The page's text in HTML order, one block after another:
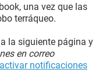
una vez que las
terráqueo.
la siguiente página y
en correo
notificaciones